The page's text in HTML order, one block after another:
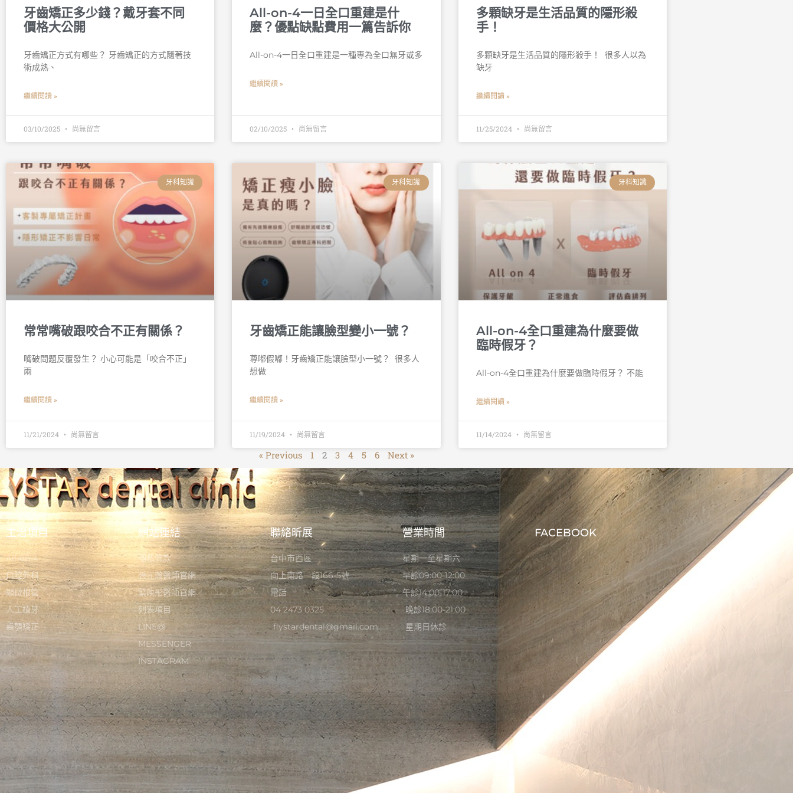
牙齒矯正多少錢？戴牙套不同
價格大公開
牙齒矯正方式有哪些？ 牙齒矯正的方式隨著技
術成熟、
繼續閱讀 »
03/10/2025 尚無留言
All-on-4一日全口重建是什
麼？優點缺點費用一篇告訴你
All-on-4一日全口重建是一種專為全口無牙或多
繼續閱讀 »
02/10/2025 尚無留言
多顆缺牙是生活品質的隱形殺
手！
多顆缺牙是生活品質的隱形殺手！ 󠀠 很多人以為
缺牙
繼續閱讀 »
11/25/2024 尚無留言
牙科知識
常常嘴破跟咬合不正有關係？
嘴破問題反覆發生？ 小心可能是「咬合不正」 󠀠
兩
繼續閱讀 »
11/21/2024 尚無留言
牙科知識
牙齒矯正能讓臉型變小一號？
尊嘟假嘟！牙齒矯正能讓臉型小一號？ 󠀠 很多人
想做
繼續閱讀 »
11/19/2024 尚無留言
牙科知識
All-on-4全口重建為什麼要做
臨時假牙？
All-on-4全口重建為什麼要做臨時假牙？ 不能
繼續閱讀 »
11/14/2024 尚無留言
« Previous 1 2 3 4 5 6 Next »
主治項目
All-on-4
口腔外科
顯微根管
人工植牙
齒顎矯正
網站連結
隱私條款
張元瀚醫師官網
葉映彤醫師官網
列表項目
LINE@
MESSENGER
INSTAGRAM
聯絡昕展
台中市西區
向上南路一段166-5號
電話
04 2473 0325
flystardental@gmail.com
營業時間
星期一至星期六
早診09:00-12:00
午診14:00-17:00
晚診18:00-21:00
星期日休診
FACEBOOK